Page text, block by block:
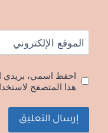
الموقع الإلكتروني
احفظ اسمي، بريدي
هذا المتصفح